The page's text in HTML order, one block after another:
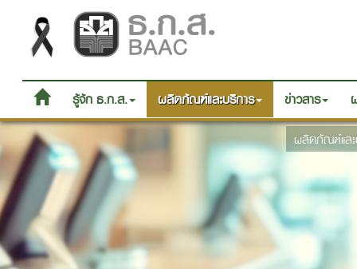
รู้จัก ธ.ก.ส. ผลิตภัณฑ์และบริการ ข่าวสาร
ผลิตภัณฑ์และ